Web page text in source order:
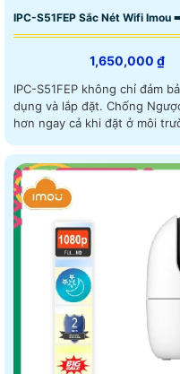
IPC-S51FEP Sắc Nét Wifi Imou
1,650,000 ₫
IPC-S51FEP không chỉ đảm
dụng và lắp đặt. Chống Ngược Sáng HDR giúp hình ảnh rõ nét
hơn ngay cả khi đặt ở môi